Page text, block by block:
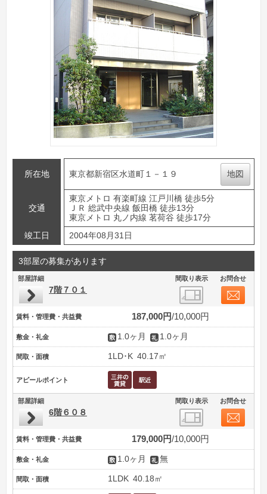
所在地 東京都新宿区水道町１－１９ 地図
交通
東京メトロ 有楽町線 江戸川橋 徒歩5分
ＪＲ 総武中央線 飯田橋 徒歩13分
東京メトロ 丸ノ内線 茗荷谷 徒歩17分
竣工日
2004年08月31日
3部屋の募集があります
部屋詳細 間取り表示 お問合せ
7階７０１
賃料・管理費・共益費 187,000円 10,000円
敷金・礼金 1.0ヶ月 1.0ヶ月
間取・面積 1LD･K 40.17㎡
アピールポイント
部屋詳細 間取り表示 お問合せ
6階６０８
賃料・管理費・共益費 179,000円 10,000円
敷金・礼金 1.0ヶ月 無
間取・面積 1LDK 40.18㎡